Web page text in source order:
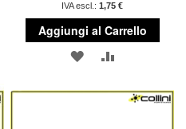
1,75 €
Aggiungi al Carrello
AGGIUNGI